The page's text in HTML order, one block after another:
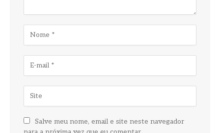
Salve meu nome, email e site neste navegador